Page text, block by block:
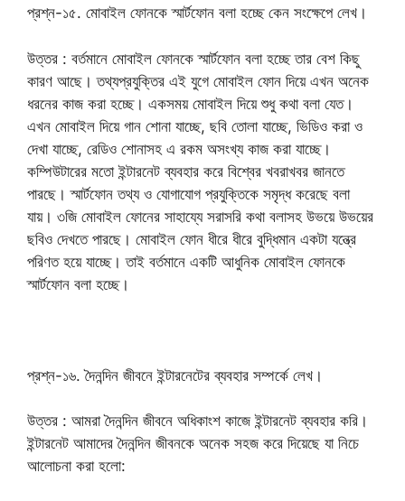
প্রশ্ন-১৫. মোবাইল ফোনকে স্মার্টফোন বলা হচ্ছে কেন সংক্ষেপে লেখ।
উত্তর : বর্তমানে মোবাইল ফোনকে স্মার্টফোন বলা হচ্ছে তার বেশ কিছু
কারণ আছে। তথ্যপ্রযুক্তির এই যুগে মোবাইল ফোন দিয়ে এখন অনেক
ধরনের কাজ করা হচ্ছে। একসময় মোবাইল দিয়ে শুধু কথা বলা যেত।
এখন মোবাইল দিয়ে গান শোনা যাচ্ছে, ছবি তোলা যাচ্ছে, ভিডিও করা ও
দেখা যাচ্ছে, রেডিও শোনাসহ এ রকম অসংখ্য কাজ করা যাচ্ছে।
কম্পিউটারের মতো ইন্টারনেট ব্যবহার করে বিশ্বের খবরাখবর জানতে
পারছে। স্মার্টফোন তথ্য ও যোগাযোগ প্রযুক্তিকে সমৃদ্ধ করেছে বলা
যায়। ৩জি মোবাইল ফোনের সাহায্যে সরাসরি কথা বলাসহ উভয়ে উভয়ের
ছবিও দেখতে পারছে। মোবাইল ফোন ধীরে ধীরে বুদ্ধিমান একটা যন্ত্রে
পরিণত হয়ে যাচ্ছে। তাই বর্তমানে একটি আধুনিক মোবাইল ফোনকে
স্মার্টফোন বলা হচ্ছে।
প্রশ্ন-১৬. দৈনন্দিন জীবনে ইন্টারনেটের ব্যবহার সম্পর্কে লেখ।
উত্তর : আমরা দৈনন্দিন জীবনে অধিকাংশ কাজে ইন্টারনেট ব্যবহার করি।
ইন্টারনেট আমাদের দৈনন্দিন জীবনকে অনেক সহজ করে দিয়েছে যা নিচে
আলোচনা করা হলো: